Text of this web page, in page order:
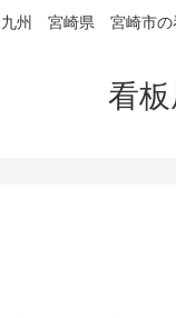
九州 宮崎県 宮崎市の
看